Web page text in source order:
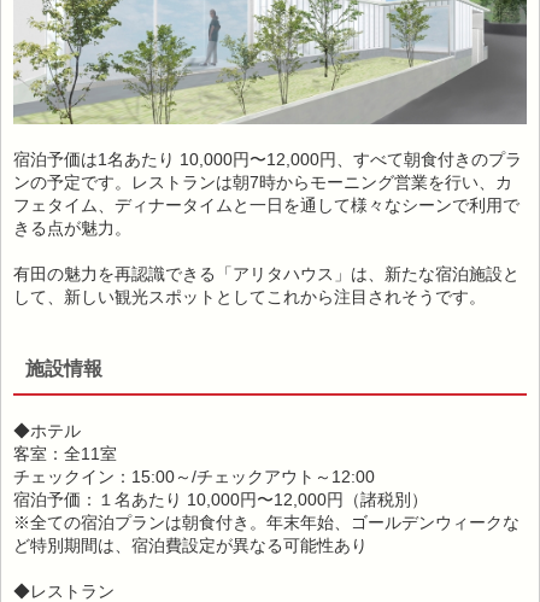
宿泊予価は1名あたり 10,000円〜12,000円、すべて朝食付きのプラ
ンの予定です。レストランは朝7時からモーニング営業を行い、カ
フェタイム、ディナータイムと一日を通して様々なシーンで利用で
きる点が魅力。
有田の魅力を再認識できる「アリタハウス」は、新たな宿泊施設と
して、新しい観光スポットとしてこれから注目されそうです。
施設情報
◆ホテル
客室：全11室
チェックイン：15:00～/チェックアウト～12:00
宿泊予価：１名あたり 10,000円〜12,000円（諸税別）
※全ての宿泊プランは朝食付き。年末年始、ゴールデンウィークな
ど特別期間は、宿泊費設定が異なる可能性あり
◆レストラン